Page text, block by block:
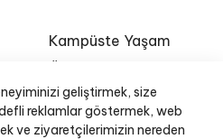
geliştirmek, size
reklamlar göstermek, web
ve ziyaretçilerimizin nereden
Kampüste Yaşam
Radyosu
İnsan Kaynakları